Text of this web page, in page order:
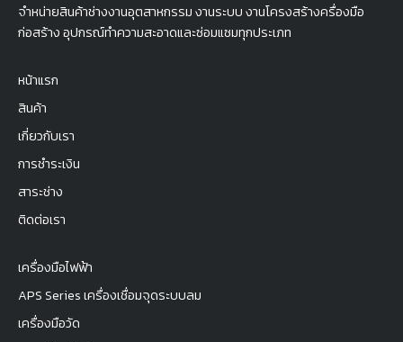
จำหน่ายสินค้าช่างงานอุตสาหกรรม งานระบบ งานโครงสร้างครื่องมือ
ก่อสร้าง อุปกรณ์ทำความสะอาดและซ่อมแซมทุกประเภท
หน้าแรก
สินค้า
เกี่ยวกับเรา
การชำระเงิน
สาระช่าง
ติดต่อเรา
เครื่องมือไฟฟ้า
APS Series เครื่องเชื่อมจุดระบบลม
เครื่องมือวัด